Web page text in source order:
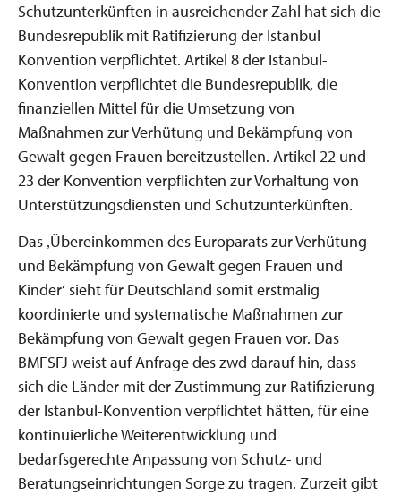
Schutzunterkünften in ausreichender Zahl hat sich die
Bundesrepublik mit Ratifizierung der Istanbul
Konvention verpflichtet. Artikel 8 der Istanbul-
Konvention verpflichtet die Bundesrepublik, die
finanziellen Mittel für die Umsetzung von
Maßnahmen zur Verhütung und Bekämpfung von
Gewalt gegen Frauen bereitzustellen. Artikel 22 und
23 der Konvention verpflichten zur Vorhaltung von
Unterstützungsdiensten und Schutzunterkünften.
Das ‚Übereinkommen des Europarats zur Verhütung
und Bekämpfung von Gewalt gegen Frauen und
Kinder‘ sieht für Deutschland somit erstmalig
koordinierte und systematische Maßnahmen zur
Bekämpfung von Gewalt gegen Frauen vor. Das
BMFSFJ weist auf Anfrage des zwd darauf hin, dass
sich die Länder mit der Zustimmung zur Ratifizierung
der Istanbul-Konvention verpflichtet hätten, für eine
kontinuierliche Weiterentwicklung und
bedarfsgerechte Anpassung von Schutz- und
Beratungseinrichtungen Sorge zu tragen. Zurzeit gibt